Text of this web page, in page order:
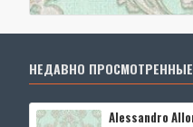
НЕДАВНО ПРОСМОТРЕННЫЕ